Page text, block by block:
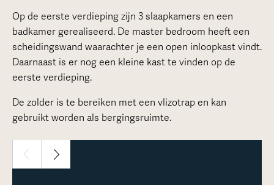
Op de eerste verdieping zijn 3 slaapkamers en een
badkamer gerealiseerd. De master bedroom heeft een
scheidingswand waarachter je een open inloopkast vindt.
Daarnaast is er nog een kleine kast te vinden op de
eerste verdieping.
De zolder is te bereiken met een vlizotrap en kan
gebruikt worden als bergingsruimte.